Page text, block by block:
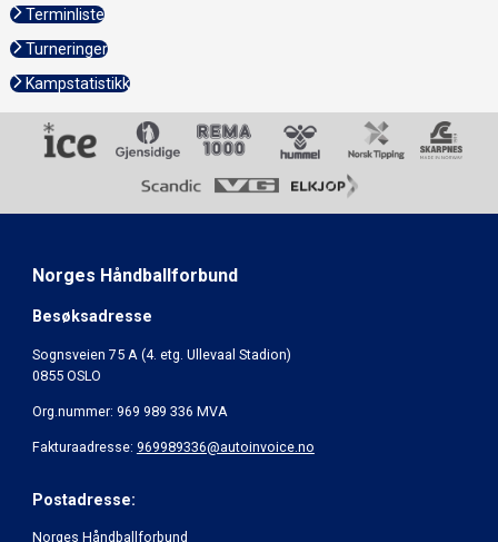
Terminliste
Turneringer
Kampstatistikk
Norges Håndballforbund
Besøksadresse
Sognsveien 75 A (4. etg. Ullevaal Stadion)
0855 OSLO
Org.nummer: 969 989 336 MVA
Fakturaadresse: 969989336@autoinvoice.no
Postadresse:
Norges Håndballforbund